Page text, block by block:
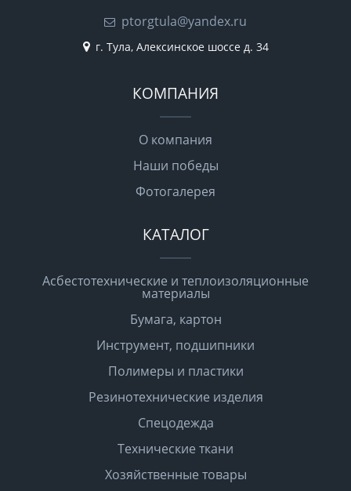
ptorgtula@yandex.ru
г. Тула, Алексинское шоссе д. 34
КОМПАНИЯ
О компания
Наши победы
Фотогалерея
КАТАЛОГ
Асбестотехнические и теплоизоляционные
материалы
Бумага, картон
Инструмент, подшипники
Полимеры и пластики
Резинотехнические изделия
Спецодежда
Технические ткани
Хозяйственные товары